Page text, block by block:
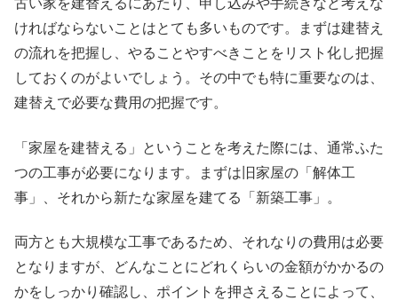
古い家を建替えるにあたり、申し込みや手続きなど考えな
ければならないことはとても多いものです。まずは建替え
の流れを把握し、やることやすべきことをリスト化し把握
しておくのがよいでしょう。その中でも特に重要なのは、
建替えで必要な費用の把握です。
「家屋を建替える」ということを考えた際には、通常ふた
つの工事が必要になります。まずは旧家屋の「解体工
事」、それから新たな家屋を建てる「新築工事」。
両方とも大規模な工事であるため、それなりの費用は必要
となりますが、どんなことにどれくらいの金額がかかるの
かをしっかり確認し、ポイントを押さえることによって、